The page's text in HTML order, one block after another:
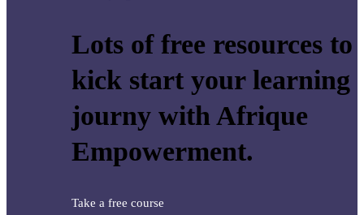
Lots of free resources to
kick start your learning
journy with Afrique
Empowerment.
Take a free course